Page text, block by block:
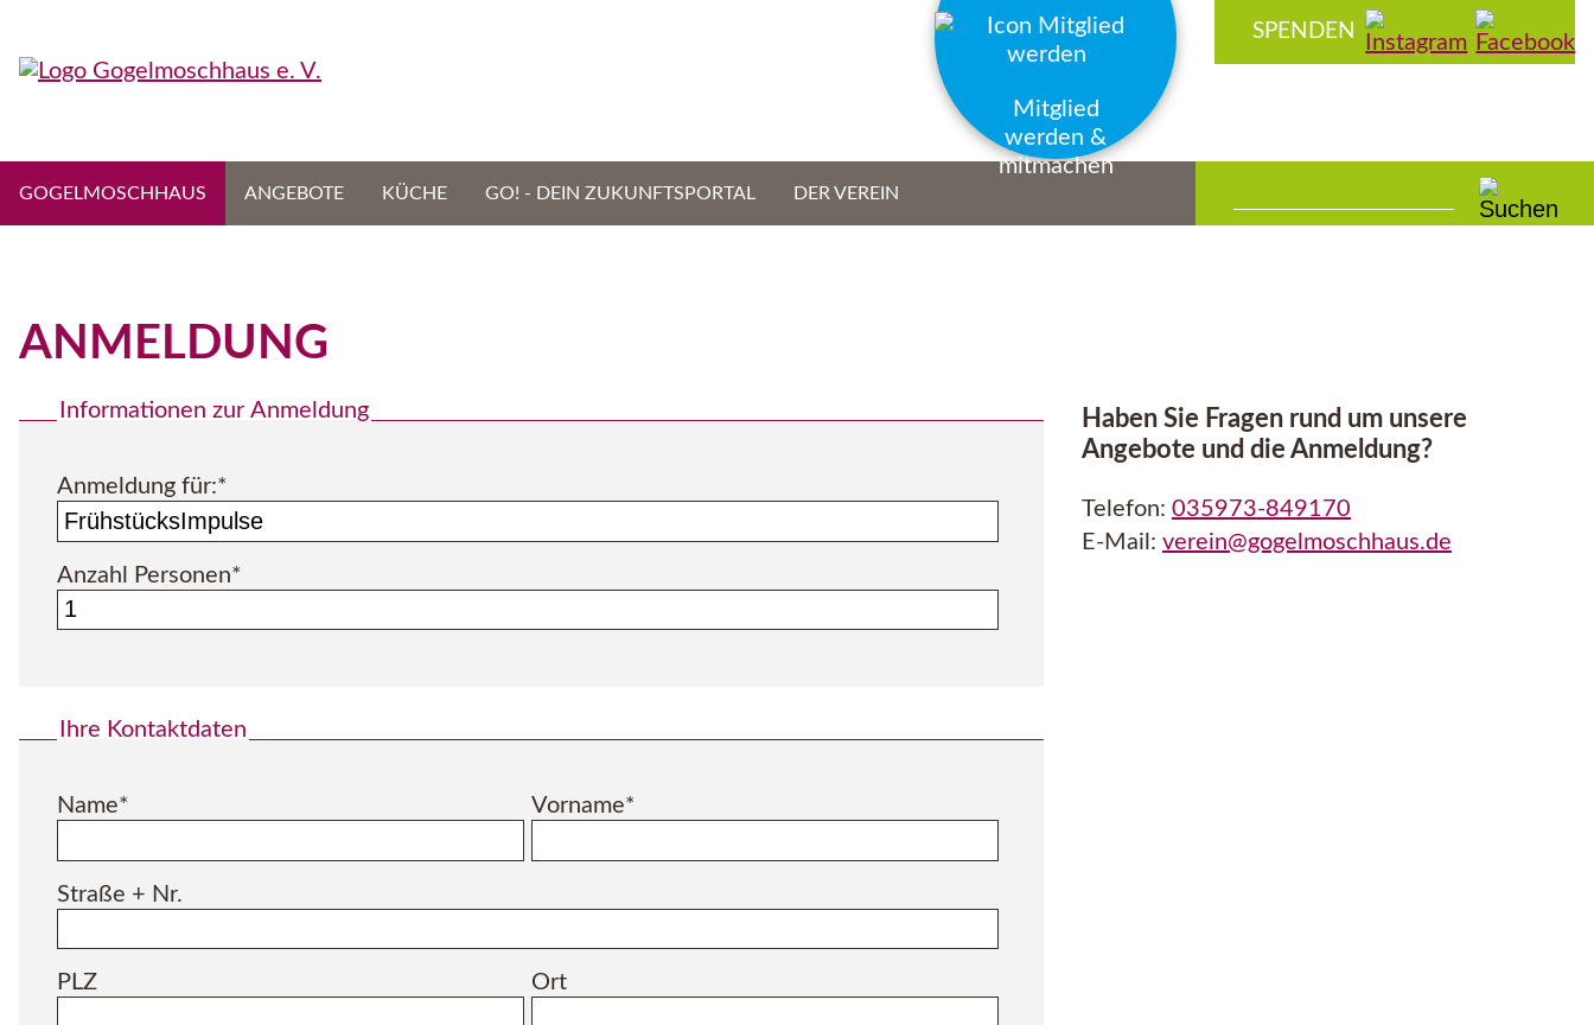
Mitglied
werden &
mitmachen
überspringen
SPENDEN
überspringen
GOGELMOSCHHAUS ANGEBOTE KÜCHE GO! - DEIN ZUKUNFTSPORTAL DER VEREIN
ANMELDUNG
Informationen zur Anmeldung
Pflichtfeld
Anmeldung für:*
Pflichtfeld
Anzahl Personen*
Ihre Kontaktdaten
Pflichtfeld
Name* Pflichtfeld
Vorname*
Straße + Nr.
PLZ Ort
Haben Sie Fragen rund um unsere
Angebote und die Anmeldung?
Telefon: 035973-849170
E-Mail: verein@gogelmoschhaus.de